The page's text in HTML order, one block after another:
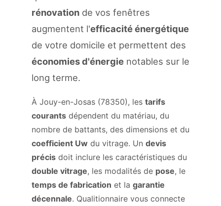
rénovation de vos fenêtres
augmentent l'efficacité énergétique
de votre domicile et permettent des
économies d'énergie notables sur le
long terme.
À Jouy-en-Josas (78350), les tarifs
courants dépendent du matériau, du
nombre de battants, des dimensions et du
coefficient Uw du vitrage. Un devis
précis doit inclure les caractéristiques du
double vitrage, les modalités de pose, le
temps de fabrication et la garantie
décennale. Qualitionnaire vous connecte